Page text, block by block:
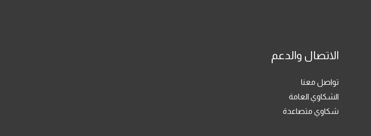
الاتصال والدعم
تواصل معنا
الشكاوي العامة
شكاوي متصاعدة